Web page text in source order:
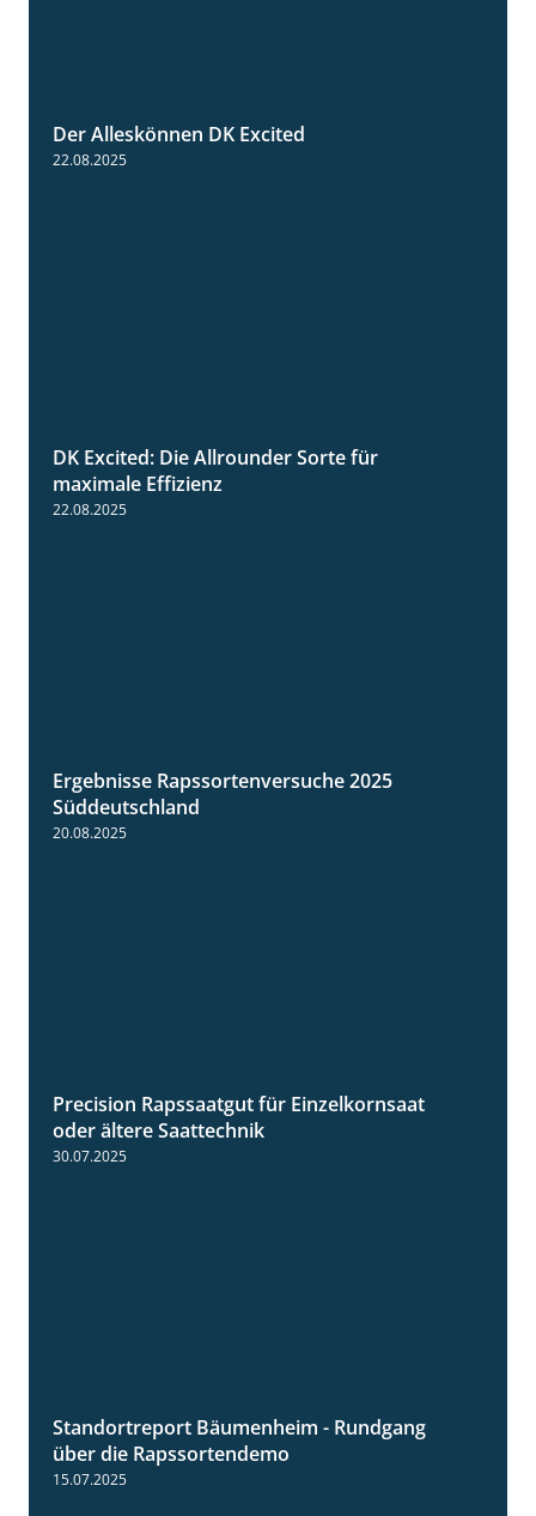
Der Alleskönnen DK Excited
22.08.2025
DK Excited: Die Allrounder Sorte für
maximale Effizienz
22.08.2025
Ergebnisse Rapssortenversuche 2025
Süddeutschland
20.08.2025
Precision Rapssaatgut für Einzelkornsaat
oder ältere Saattechnik
6:03
Standortreport Bäumenheim - Rundgang
über die Rapssortendemo
15.07.2025